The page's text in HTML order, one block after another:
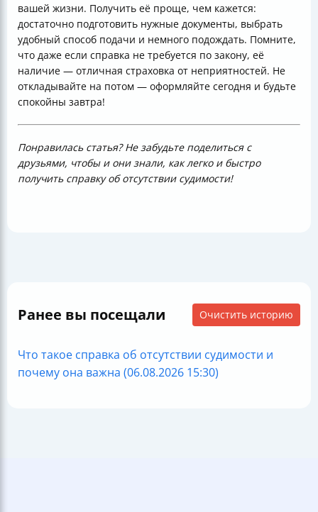
вашей жизни. Получить её проще, чем кажется:
достаточно подготовить нужные документы, выбрать
удобный способ подачи и немного подождать. Помните,
что даже если справка не требуется по закону, её
наличие — отличная страховка от неприятностей. Не
откладывайте на потом — оформляйте сегодня и будьте
спокойны завтра!
Понравилась статья? Не забудьте поделиться с
друзьями, чтобы и они знали, как легко и быстро
получить справку об отсутствии судимости!
Ранее вы посещали Очистить историю
Что такое справка об отсутствии судимости и
почему она важна (06.08.2026 15:30)